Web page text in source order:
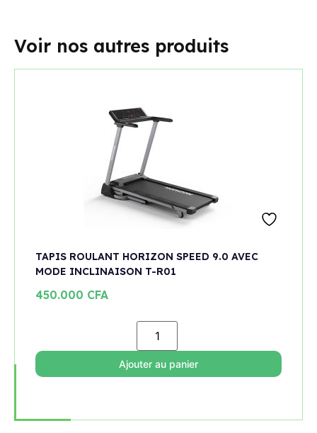
Voir nos autres produits
TAPIS ROULANT HORIZON SPEED 9.0 AVEC
MODE INCLINAISON T-R01
450.000 CFA
Ajouter au panier